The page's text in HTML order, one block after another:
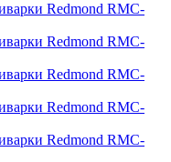
Redmond RMC-
Redmond RMC-
Redmond RMC-
Redmond RMC-
Redmond RMC-